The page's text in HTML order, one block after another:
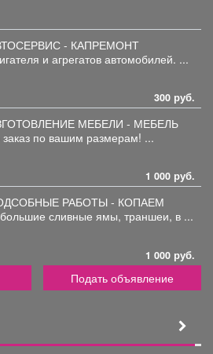
- КАПРЕМОНТ
и агрегатов автомобилей. ...
300 руб.
МЕБЕЛИ - МЕБЕЛЬ
заказ по вашим размерам! ...
1 000 руб.
РАБОТЫ - КОПАЕМ
сливные ямы, траншеи, в ...
1 000 руб.
Подать объявление